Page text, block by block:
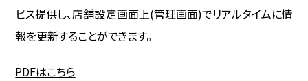
ビス提供し、店舗設定画面上(管理画面)でリアルタイムに情
報を更新することができます。
PDFはこちら